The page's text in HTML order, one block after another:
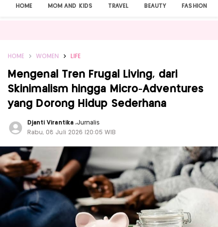
HOME MOM AND KIDS TRAVEL BEAUTY FASHION
HOME WOMEN LIFE
Mengenal Tren Frugal Living, dari
Skinimalism hingga Micro-Adventures
yang Dorong Hidup Sederhana
Djanti Virantika ,Jurnalis
Rabu, 08 Juli 2026 |20:05 WIB